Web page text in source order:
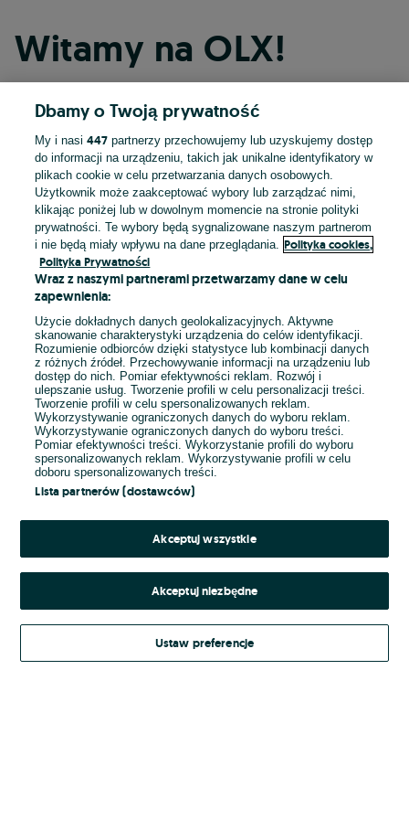
Witamy na OLX!
Kontynuuj przez Facebooka
Kontynuuj przez konto Apple
Kontynuuj przez konto Google
LUB
E-mail
Hasło
Kontynuując za pośrednictwem jednego z dostawców wskazanych powyżej,
Regulamin serwisu OLX.pl w jego aktualnym brzmieniu.
Dbamy o Twoją prywatność
My i nasi447 partnerzy przechowujemy lub uzyskujemy dostęp
do informacji na urządzeniu, takich jak unikalne identyfikatory w
plikach cookie w celu przetwarzania danych osobowych.
Użytkownik może zaakceptować wybory lub zarządzać nimi,
klikając poniżej lub w dowolnym momencie na stronie polityki
prywatności. Te wybory będą sygnalizowane naszym partnerom
i nie będą miały wpływu na dane przeglądania.
Polityka cookies,
Polityka Prywatności
Wraz z naszymi partnerami przetwarzamy dane w celu
zapewnienia:
Użycie dokładnych danych geolokalizacyjnych. Aktywne
skanowanie charakterystyki urządzenia do celów identyfikacji.
Rozumienie odbiorców dzięki statystyce lub kombinacji danych
z różnych źródeł. Przechowywanie informacji na urządzeniu lub
dostęp do nich. Pomiar efektywności reklam. Rozwój i
ulepszanie usług. Tworzenie profili w celu personalizacji treści.
Tworzenie profili w celu spersonalizowanych reklam.
Wykorzystywanie ograniczonych danych do wyboru reklam.
Wykorzystywanie ograniczonych danych do wyboru treści.
Pomiar efektywności treści. Wykorzystanie profili do wyboru
spersonalizowanych reklam. Wykorzystywanie profili w celu
doboru spersonalizowanych treści.
Lista partnerów (dostawców)
Akceptuj wszystkie
Akceptuj niezbędne
Ustaw preferencje